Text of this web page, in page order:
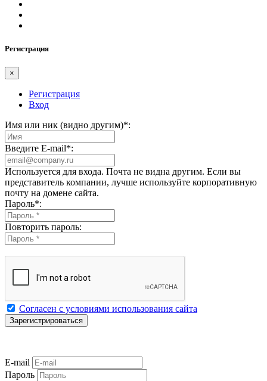
Регистрация
×
Регистрация
Вход
Имя или ник (видно другим)*:
Введите E-mail*:
Используется для входа. Почта не видна другим. Если вы
представитель компании, лучше используйте корпоративную
почту на домене сайта.
Пароль*:
Повторить пароль:
Согласен с условиями использования сайта
E-mail
Пароль